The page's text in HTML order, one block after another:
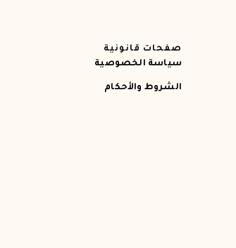
صفحات قانونية
سياسة الخصوصية
الشروط والأحكام